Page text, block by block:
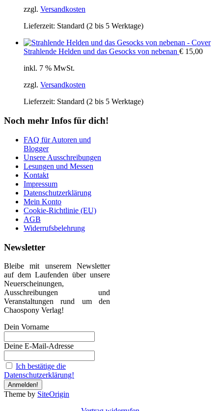
zzgl. Versandkosten
Lieferzeit: Standard (2 bis 5 Werktage)
Strahlende Helden und das Gesocks von nebenan € 15,00
inkl. 7 % MwSt.
zzgl. Versandkosten
Lieferzeit: Standard (2 bis 5 Werktage)
Noch mehr Infos für dich!
FAQ für Autoren und
Blogger
Unsere Ausschreibungen
Lesungen und Messen
Kontakt
Impressum
Datenschutzerklärung
Mein Konto
Cookie-Richtlinie (EU)
AGB
Widerrufsbelehrung
Newsletter
Bleibe mit unserem Newsletter
auf dem Laufenden über unsere
Neuerscheinungen,
Ausschreibungen und
Veranstaltungen rund um den
Chaospony Verlag!
Dein Vorname
Deine E-Mail-Adresse
Ich bestätige die
Datenschutzerklärung!
Theme by SiteOrigin